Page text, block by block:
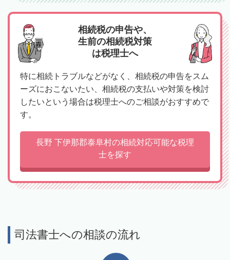
相続税の申告や、
生前の相続税対策
は税理士へ
特に相続トラブルなどがなく、相続税の申告をスム
ーズにおこないたい、相続税の支払いや対策を検討
したいという場合は税理士へのご相談がおすすめで
す。
長野 下伊那郡泰阜村の相続対応可能な税理
士を探す
司法書士への相談の流れ